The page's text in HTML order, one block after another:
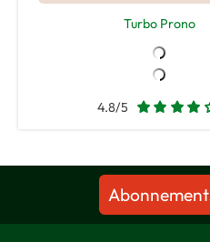
Turbo Prono
4.8/5